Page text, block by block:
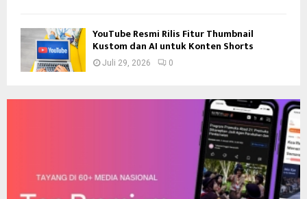
YouTube Resmi Rilis Fitur Thumbnail
Kustom dan AI untuk Konten Shorts
Juli 29, 2026 0